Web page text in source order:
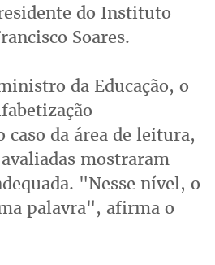
do Instituto
Soares.
da Educação, o
da área de leitura,
mostraram
"Nesse nível, o
palavra", afirma o